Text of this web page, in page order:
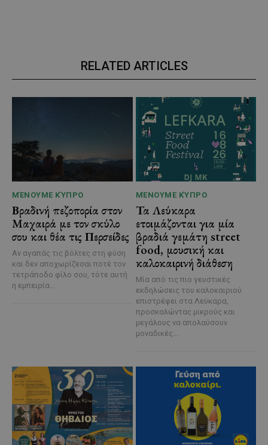
RELATED ARTICLES
ΜΈΝΟΥΜΕ ΚΎΠΡΟ
Βραδινή πεζοπορία στον
Μαχαιρά με τον σκύλο
σου και θέα τις Περσείδες
Αν αγαπάς τις βόλτες στη φύση
και δεν αποχωρίζεσαι ποτέ τον
τετράποδο φίλο σου, τότε αυτή
η εμπειρία...
ΜΈΝΟΥΜΕ ΚΎΠΡΟ
Τα Λεύκαρα
ετοιμάζονται για μία
βραδιά γεμάτη street
food, μουσική και
καλοκαιρινή διάθεση
Μία από τις πιο γευστικές
εκδηλώσεις του καλοκαιριού
επιστρέφει στα Λεύκαρα,
προσκαλώντας μικρούς και
μεγάλους να απολαύσουν
μοναδικές...